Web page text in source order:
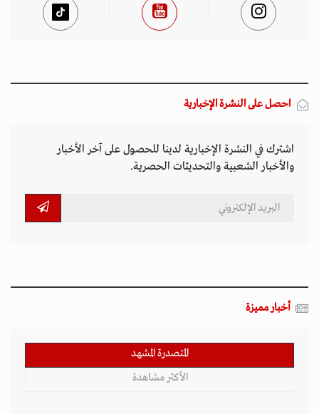
احصل على النشرة الإخبارية
اشترك في النشرة الإخبارية لدينا للحصول على آخر الأخبار
والأخبار الشعبية والتحديثات الحصرية.
أخبار مميزة
المتصدرة المشهد
الأكثر مشاهدة